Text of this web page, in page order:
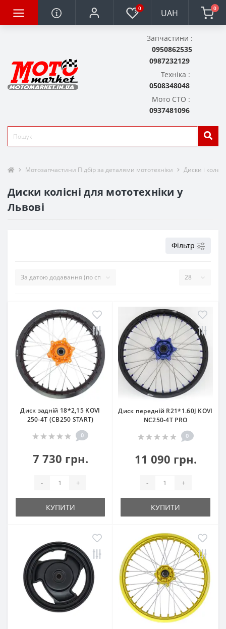
0 UAH 0
Запчастини :
0950862535
0987232129
Техніка :
0508348048
Мото СТО :
0937481096
Мотозапчастини Підбір за деталями мототехніки Диски і колеса
Диски колісні для мототехніки у
Львові
Фільтр
Диск задній 18*2,15 KOVI
250-4Т (CB250 START)
0
7 730 грн.
- +
КУПИТИ
Диск передній R21*1.60J KOVI
NC250-4Т PRO
0
11 090 грн.
- +
КУПИТИ